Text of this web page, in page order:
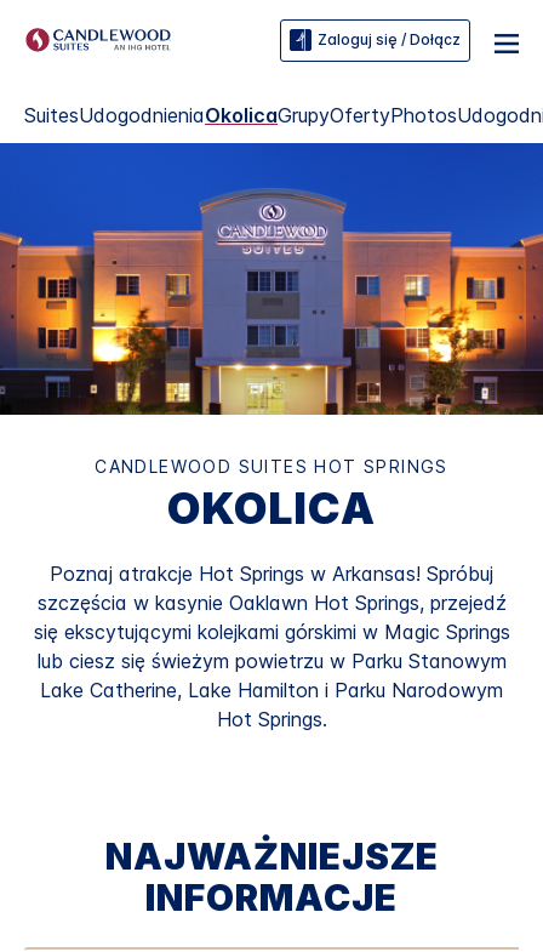
Zaloguj się / Dołącz
SuitesUdogodnieniaOkolicaGrupyOfertyPhotos
CANDLEWOOD SUITES HOT SPRINGS
OKOLICA
Poznaj atrakcje Hot Springs w Arkansas! Spróbuj
szczęścia w kasynie Oaklawn Hot Springs, przejedź
się ekscytującymi kolejkami górskimi w Magic Springs
lub ciesz się świeżym powietrzu w Parku Stanowym
Lake Catherine, Lake Hamilton i Parku Narodowym
Hot Springs.
NAJWAŻNIEJSZE
INFORMACJE